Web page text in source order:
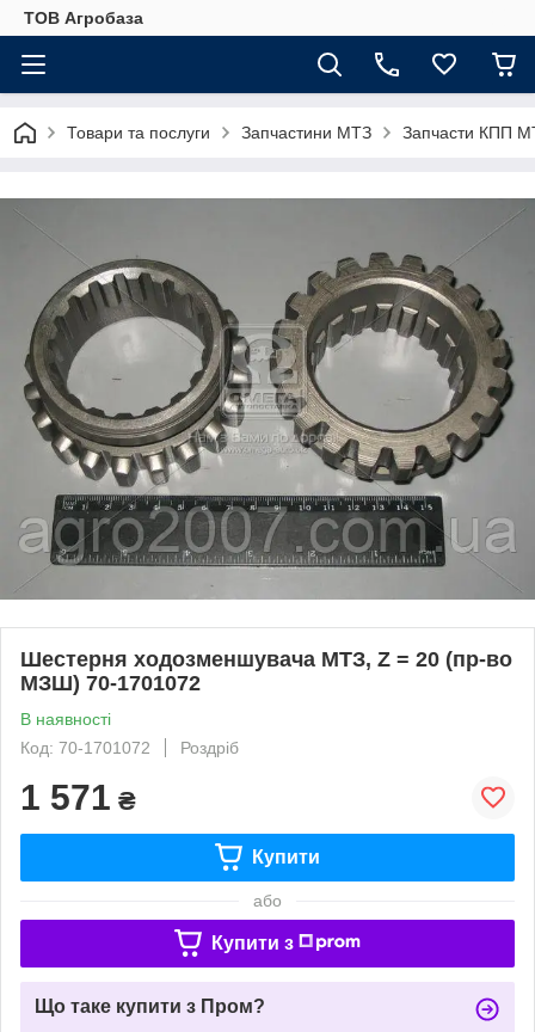
ТОВ Агробаза
Товари та послуги Запчастини МТЗ Запчасти КПП
Шестерня ходозменшувача МТЗ, Z = 20 (пр-во
МЗШ) 70-1701072
В наявності
Код: 70-1701072
Роздріб
1 571 ₴
Купити
або
Купити з
Що таке купити з Пром?